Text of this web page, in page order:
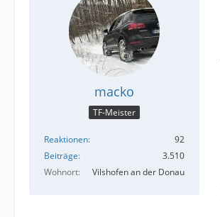
macko
TF-Meister
Reaktionen
92
Beiträge
3.510
Wohnort
Vilshofen an der Donau